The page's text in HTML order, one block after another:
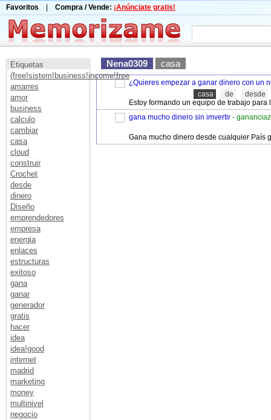
Favoritos Compra / Vende: ¡Anúnciate gratis!
Etiquetas
(free!sistem!business!income!free
amarres
amor
business
calculo
cambiar
casa
cloud
construir
Crochet
desde
dinero
Diseño
emprendedores
empresa
energia
enlaces
estructuras
exitoso
gana
ganar
generador
gratis
hacer
idea
idea!good
internet
madrid
marketing
money
multinivel
negocio
Nena0309 casa
¿Quieres empezar a ganar dinero con un
casa
de
desde
Estoy formando un equipo de trabajo
gana mucho dinero sin imvertir -
Gana mucho dinero desde cualquier País